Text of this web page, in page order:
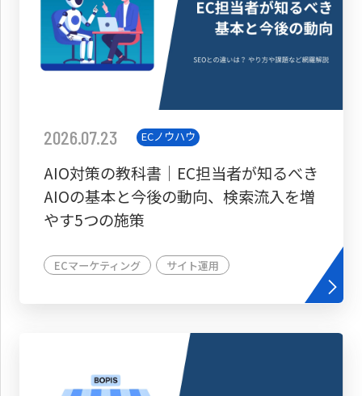
2026.07.23 ECノウハウ
AIO対策の教科書│EC担当者が知るべき
AIOの基本と今後の動向、検索流入を増
やす5つの施策
ECマーケティング サイト運用